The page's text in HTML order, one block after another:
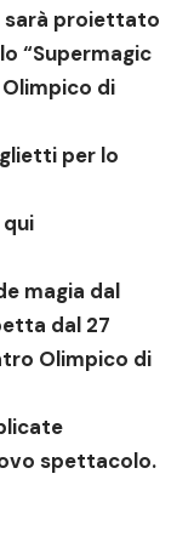
sarà proiettato
“Supermagic
di
per lo
magia dal
dal 27
Olimpico di
spettacolo.